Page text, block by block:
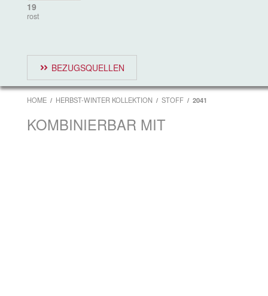
19
rost
BEZUGSQUELLEN
HOME HERBST-WINTER KOLLEKTION STOFF 2041
KOMBINIERBAR MIT